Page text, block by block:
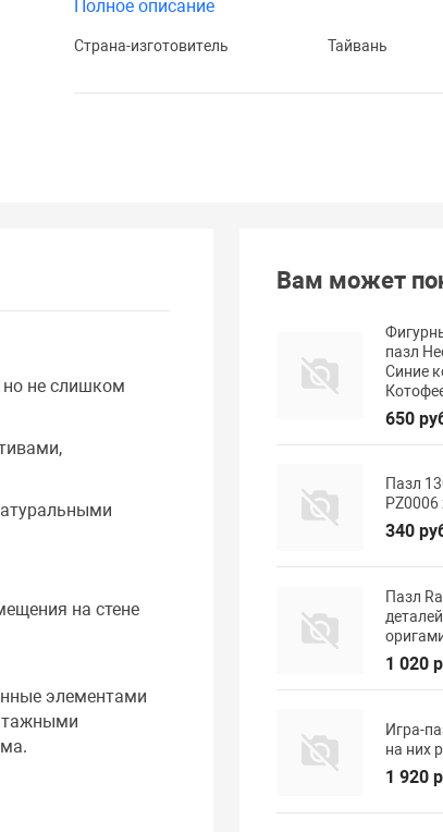
Полное описание
Страна-изготовитель Тайвань
но не слишком
на стене
элементами
Вам может
пазл
Синие
650
Пазл
PZ0006
340
Пазл
1 020
Игра-
на них
1 920